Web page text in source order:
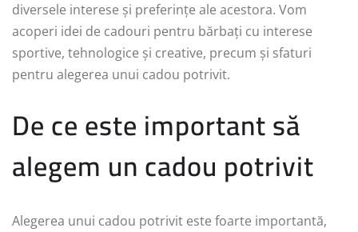
diversele interese și preferințe ale acestora. Vom
acoperi idei de cadouri pentru bărbați cu interese
sportive, tehnologice și creative, precum și sfaturi
pentru alegerea unui cadou potrivit.
De ce este important să
alegem un cadou potrivit
Alegerea unui cadou potrivit este foarte importantă,